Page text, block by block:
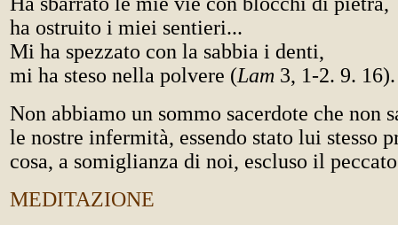
ha ostruito i miei sentieri...
Mi ha spezzato con la sabbia i denti,
mi ha steso nella polvere (Lam 3, 1-2. 9. 16).
Non abbiamo un sommo sacerdote che non
le nostre infermità, essendo stato lui stesso
cosa, a somiglianza di noi, escluso il
MEDITAZIONE